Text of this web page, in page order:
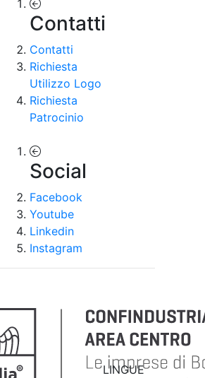
Contatti
Contatti
Richiesta
Utilizzo Logo
Richiesta
Patrocinio
Social
Facebook
Youtube
Linkedin
Instagram
LINGUE